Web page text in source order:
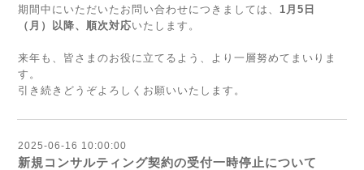
期間中にいただいたお問い合わせにつきましては、 1月5日
（月）以降、順次対応いたします。
来年も、皆さまのお役に立てるよう、より一層努めてまいりま
す。
引き続きどうぞよろしくお願いいたします。
2025-06-16 10:00:00
新規コンサルティング契約の受付一時停止について